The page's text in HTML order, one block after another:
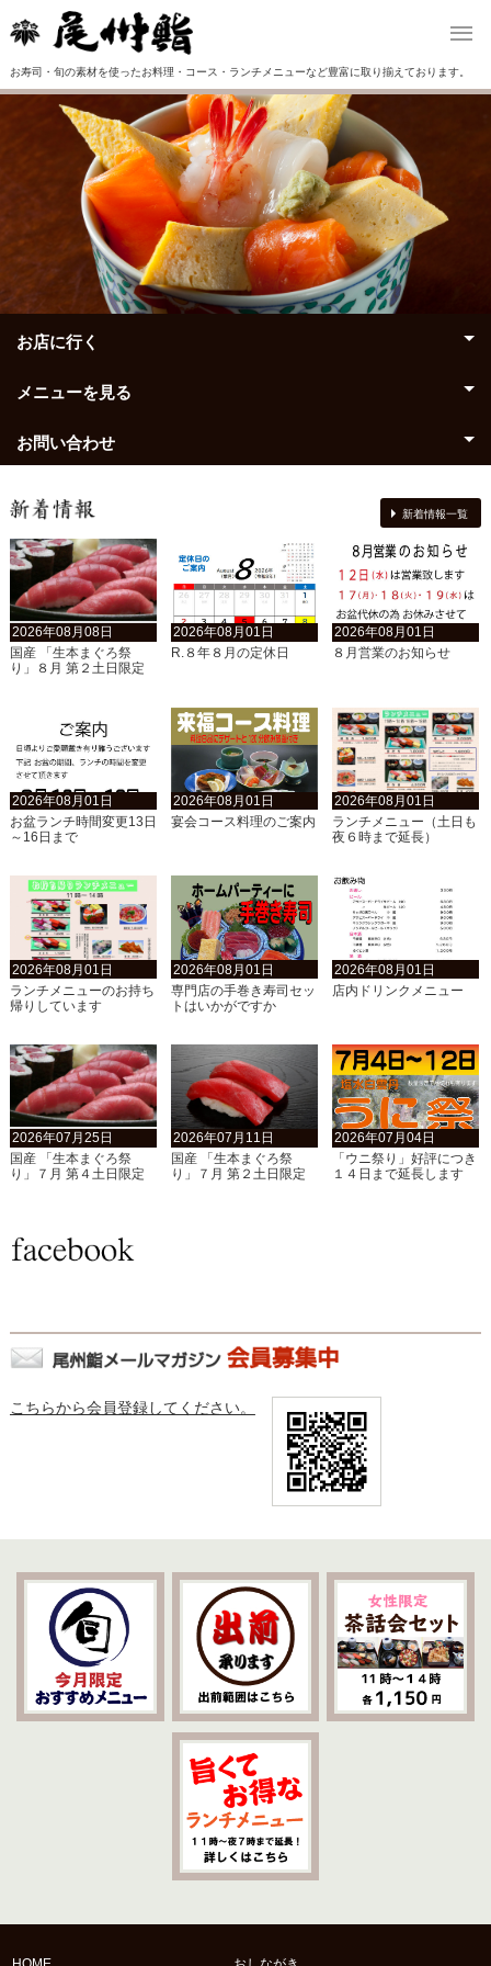
お寿司・旬の素材を使ったお料理・コース・ランチメニューなど豊富に取り揃えております。
お店に行く
メニューを見る
お問い合わせ
新着情報一覧
2026年08月08日
国産 「生本まぐろ祭
り」８月 第２土日限定
2026年08月01日
R.８年８月の定休日
2026年08月01日
８月営業のお知らせ
2026年08月01日
お盆ランチ時間変更13日
～16日まで
2026年08月01日
宴会コース料理のご案内
2026年08月01日
ランチメニュー（土日も
夜６時まで延長）
2026年08月01日
ランチメニューのお持ち
帰りしています
2026年08月01日
専門店の手巻き寿司セッ
トはいかがですか
2026年08月01日
店内ドリンクメニュー
2026年07月25日
国産 「生本まぐろ祭
り」７月 第４土日限定
2026年07月11日
国産 「生本まぐろ祭
り」７月 第２土日限定
2026年07月04日
「ウニ祭り」好評につき
１４日まで延長します
こちらから会員登録してください。